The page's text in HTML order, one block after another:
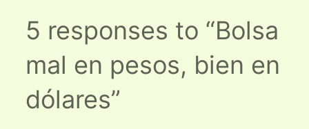
5 responses to “Bolsa
mal en pesos, bien en
dólares”